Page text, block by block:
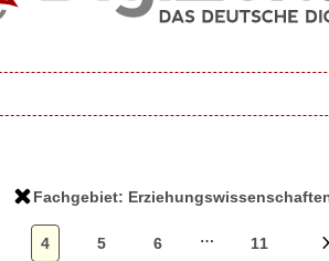
Fachgebiet:
4 5 6 … 11